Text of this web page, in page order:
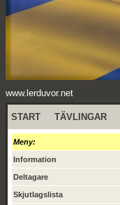
www.lerduvor.net
START TÄVLINGAR
Meny:
Information
Deltagare
Skjutlagslista